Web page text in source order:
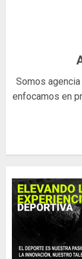
Somos
enfocamos en